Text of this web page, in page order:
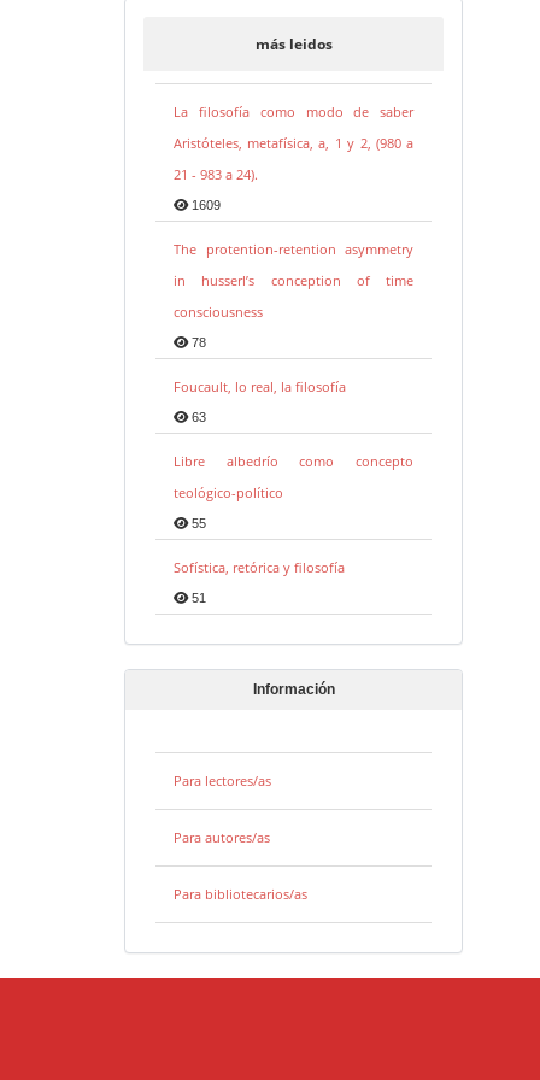
más leidos
La filosofía como modo de saber
Aristóteles, metafísica, a, 1 y 2, (980 a
21 - 983 a 24).
1609
The protention-retention asymmetry
in husserl’s conception of time
consciousness
78
Foucault, lo real, la filosofía
63
Libre albedrío como concepto
teológico-político
55
Sofística, retórica y filosofía
51
Información
Para lectores/as
Para autores/as
Para bibliotecarios/as